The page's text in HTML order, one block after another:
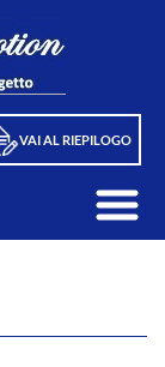
VAI AL RIEPILOGO